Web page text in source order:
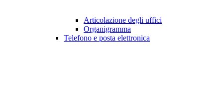
Articolazione degli uffici
Organigramma
Telefono e posta elettronica